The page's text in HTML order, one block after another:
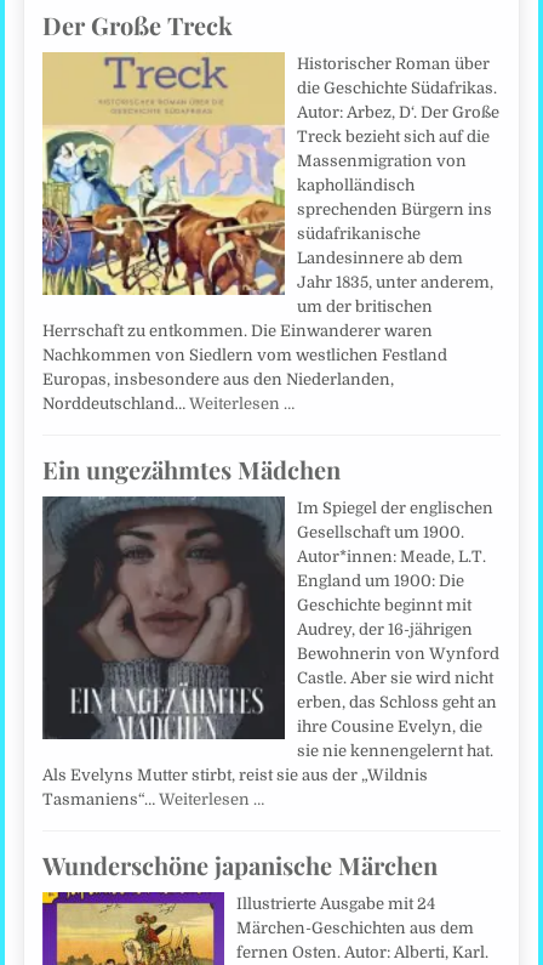
Der Große Treck
Historischer Roman über
die Geschichte Südafrikas.
Autor: Arbez, D‘. Der Große
Treck bezieht sich auf die
Massenmigration von
kapholländisch
sprechenden Bürgern ins
südafrikanische
Landesinnere ab dem
Jahr 1835, unter anderem,
um der britischen
Herrschaft zu entkommen. Die Einwanderer waren
Nachkommen von Siedlern vom westlichen Festland
Europas, insbesondere aus den Niederlanden,
Norddeutschland…Weiterlesen …
Ein ungezähmtes Mädchen
Im Spiegel der englischen
Gesellschaft um 1900.
Autor*innen: Meade, L.T.
England um 1900: Die
Geschichte beginnt mit
Audrey, der 16-jährigen
Bewohnerin von Wynford
Castle. Aber sie wird nicht
erben, das Schloss geht an
ihre Cousine Evelyn, die
sie nie kennengelernt hat.
Als Evelyns Mutter stirbt, reist sie aus der „Wildnis
Tasmaniens“…Weiterlesen …
Wunderschöne japanische Märchen
Illustrierte Ausgabe mit 24
Märchen-Geschichten aus dem
fernen Osten. Autor: Alberti, Karl.